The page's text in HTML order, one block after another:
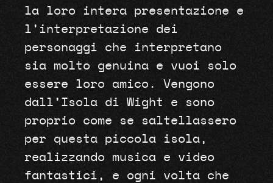
la loro intera presentazione e
l’interpretazione dei
personaggi che interpretano
sia molto genuina e vuoi solo
essere loro amico. Vengono
dall’Isola di Wight e sono
proprio come se saltellassero
per questa piccola isola,
realizzando musica e video
fantastici, e ogni volta che